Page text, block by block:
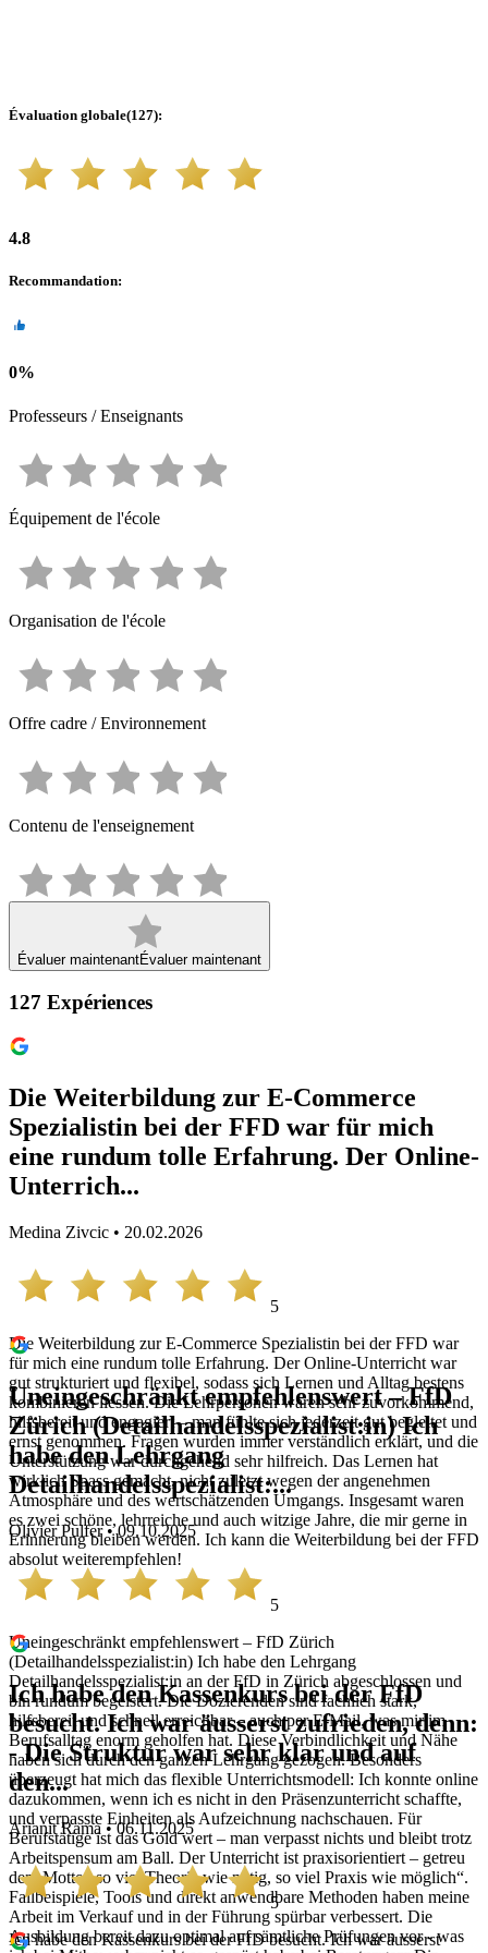
Évaluation globale(127):
4.8
Recommandation:
0%
Professeurs / Enseignants
Équipement de l'école
Organisation de l'école
Offre cadre / Environnement
Contenu de l'enseignement
Évaluer maintenantÉvaluer maintenant
127 Expériences
Die Weiterbildung zur E-Commerce
Spezialistin bei der FFD war für mich
eine rundum tolle Erfahrung. Der Online-
Unterrich...
Medina Zivcic • 20.02.2026
5
Die Weiterbildung zur E-Commerce Spezialistin bei der FFD war
für mich eine rundum tolle Erfahrung. Der Online-Unterricht war
gut strukturiert und flexibel, sodass sich Lernen und Alltag bestens
kombinieren liessen. Die Lehrpersonen waren sehr zuvorkommend,
hilfsbereit und engagiert – man fühlte sich jederzeit gut begleitet und
ernst genommen. Fragen wurden immer verständlich erklärt, und die
Unterstützung war durchgehend sehr hilfreich. Das Lernen hat
wirklich Spass gemacht, nicht zuletzt wegen der angenehmen
Atmosphäre und des wertschätzenden Umgangs. Insgesamt waren
es zwei schöne, lehrreiche und auch witzige Jahre, die mir gerne in
Erinnerung bleiben werden. Ich kann die Weiterbildung bei der FFD
absolut weiterempfehlen!
Uneingeschränkt empfehlenswert – FfD
Zürich (Detailhandelsspezialist:in) Ich
habe den Lehrgang
Detailhandelsspezialist:...
Olivier Pulfer • 09.10.2025
5
Uneingeschränkt empfehlenswert – FfD Zürich
(Detailhandelsspezialist:in) Ich habe den Lehrgang
Detailhandelsspezialist:in an der FfD in Zürich abgeschlossen und
bin rundum begeistert. Die Dozierenden sind fachlich stark,
hilfsbereit und schnell erreichbar – auch per E-Mail, was mir im
Berufsalltag enorm geholfen hat. Diese Verbindlichkeit und Nähe
haben sich durch den ganzen Lehrgang gezogen. Besonders
überzeugt hat mich das flexible Unterrichtsmodell: Ich konnte online
dazukommen, wenn ich es nicht in den Präsenzunterricht schaffte,
und verpasste Einheiten als Aufzeichnung nachschauen. Für
Berufstätige ist das Gold wert – man verpasst nichts und bleibt trotz
Arbeitspensum am Ball. Der Unterricht ist praxisorientiert – getreu
dem Motto „so viel Theorie wie nötig, so viel Praxis wie möglich“.
Fallbeispiele, Tools und direkt anwendbare Methoden haben meine
Arbeit im Verkauf und in der Führung spürbar verbessert. Die
Ausbildung bereit dazu optimal auf sämtliche Prüfungen vor - was
Ich habe den Kassenkurs bei der FfD
besucht. Ich war äusserst zufrieden, denn:
- Die Struktur war sehr klar und auf
den...
Arianit Rama • 06.11.2025
5
Ich habe den Kassenkurs bei der FfD besucht. Ich war äusserst